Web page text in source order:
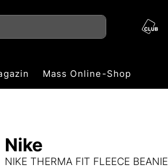
Mass Online-Shop
Nike
NIKE THERMA FIT FLEECE BEANIE